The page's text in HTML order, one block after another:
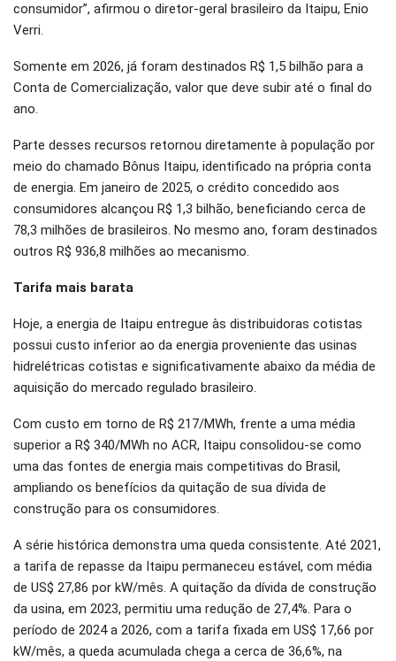
consumidor”, afirmou o diretor-geral brasileiro da Itaipu, Enio
Verri.
Somente em 2026, já foram destinados R$ 1,5 bilhão para a
Conta de Comercialização, valor que deve subir até o final do
ano.
Parte desses recursos retornou diretamente à população por
meio do chamado Bônus Itaipu, identificado na própria conta
de energia. Em janeiro de 2025, o crédito concedido aos
consumidores alcançou R$ 1,3 bilhão, beneficiando cerca de
78,3 milhões de brasileiros. No mesmo ano, foram destinados
outros R$ 936,8 milhões ao mecanismo.
Tarifa mais barata
Hoje, a energia de Itaipu entregue às distribuidoras cotistas
possui custo inferior ao da energia proveniente das usinas
hidrelétricas cotistas e significativamente abaixo da média de
aquisição do mercado regulado brasileiro.
Com custo em torno de R$ 217/MWh, frente a uma média
superior a R$ 340/MWh no ACR, Itaipu consolidou-se como
uma das fontes de energia mais competitivas do Brasil,
ampliando os benefícios da quitação de sua dívida de
construção para os consumidores.
A série histórica demonstra uma queda consistente. Até 2021,
a tarifa de repasse da Itaipu permaneceu estável, com média
de US$ 27,86 por kW/mês. A quitação da dívida de construção
da usina, em 2023, permitiu uma redução de 27,4%. Para o
período de 2024 a 2026, com a tarifa fixada em US$ 17,66 por
kW/mês, a queda acumulada chega a cerca de 36,6%, na